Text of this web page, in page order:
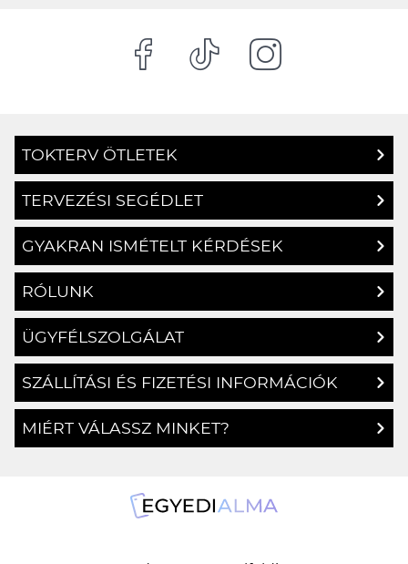
TOKTERV ÖTLETEK
TERVEZÉSI SEGÉDLET
GYAKRAN ISMÉTELT KÉRDÉSEK
RÓLUNK
ÜGYFÉLSZOLGÁLAT
SZÁLLÍTÁSI ÉS FIZETÉSI INFORMÁCIÓK
MIÉRT VÁLASSZ MINKET?